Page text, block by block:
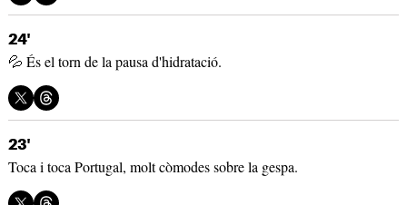
24'
💦 És el torn de la pausa d'hidratació.
23'
Toca i toca Portugal, molt còmodes sobre la gespa.